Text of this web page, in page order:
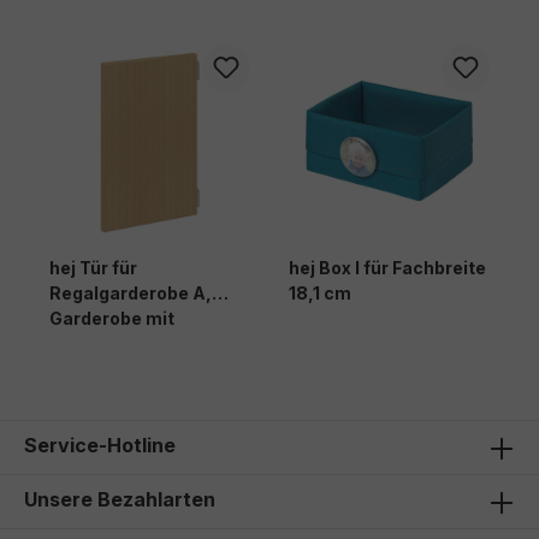
hej Tür für
Regalgarderobe A,
Garderobe mit
hej Box I für Fachbreite
18,1 cm
Service-Hotline
Unsere Bezahlarten